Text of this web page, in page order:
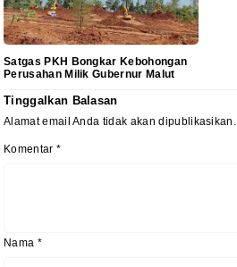
Satgas PKH Bongkar Kebohongan
Perusahan Milik Gubernur Malut
Tinggalkan Balasan
Alamat email Anda tidak akan dipublikasikan.
Komentar *
Nama *